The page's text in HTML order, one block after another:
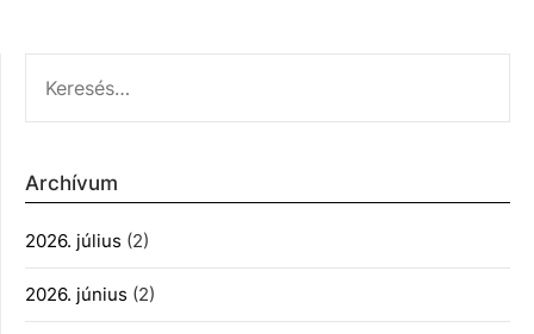
Archívum
2026. július (2)
2026. június (2)